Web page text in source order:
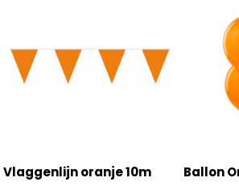
Vlaggenlijn oranje 10m Ballon